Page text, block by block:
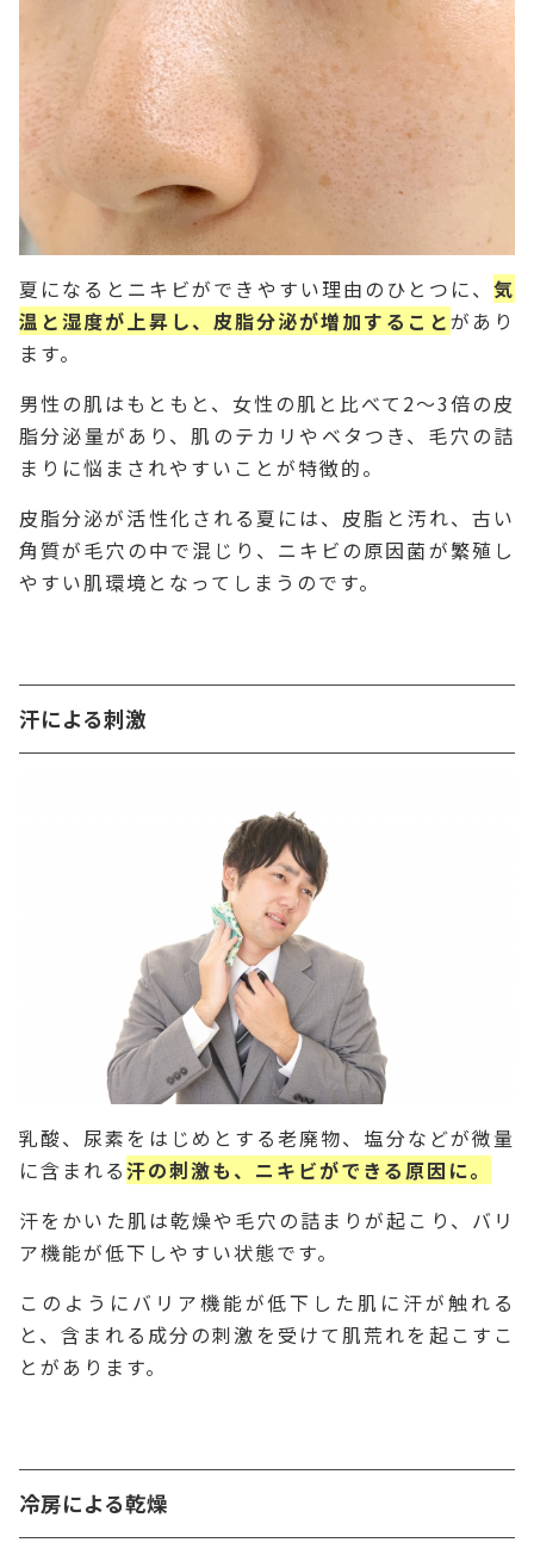
夏になるとニキビができやすい理由のひとつに、 気
温と湿度が上昇し、皮脂分泌が増加することがあり
ます。
男性の肌はもともと、女性の肌と比べて2～3倍の皮
脂分泌量があり、肌のテカリやベタつき、毛穴の詰
まりに悩まされやすいことが特徴的。
皮脂分泌が活性化される夏には、皮脂と汚れ、古い
角質が毛穴の中で混じり、ニキビの原因菌が繁殖し
やすい肌環境となってしまうのです。
汗による刺激
乳酸、尿素をはじめとする老廃物、塩分などが微量
に含まれる汗の刺激も、ニキビができる原因に。
汗をかいた肌は乾燥や毛穴の詰まりが起こり、バリ
ア機能が低下しやすい状態です。
このようにバリア機能が低下した肌に汗が触れる
と、含まれる成分の刺激を受けて肌荒れを起こすこ
とがあります。
冷房による乾燥